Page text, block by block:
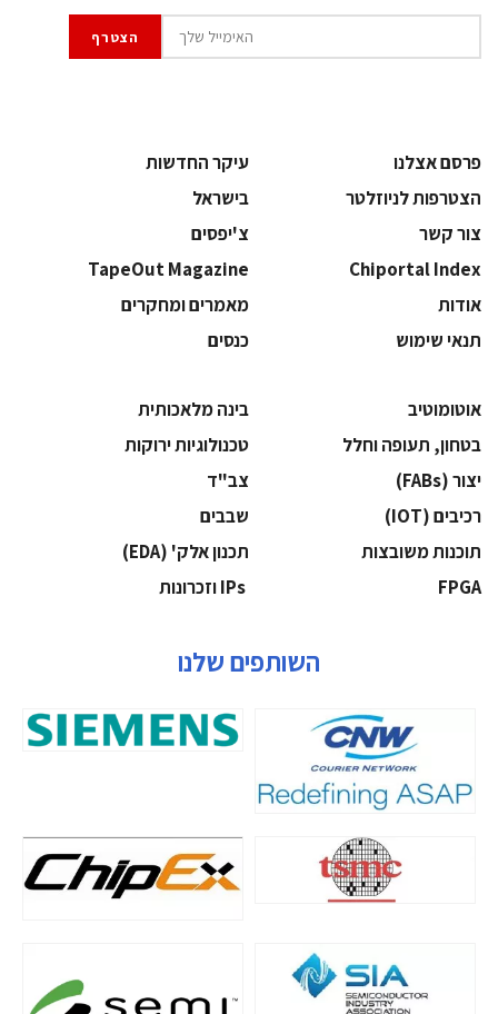
פרסם אצלנו
עיקר החדשות
הצטרפות לניוזלטר
בישראל
צור קשר
צ'יפסים
Chiportal Index
TapeOut Magazine
אודות
מאמרים ומחקרים
תנאי שימוש
כנסים
אוטומוטיב
בינה מלאכותית
בטחון, תעופה וחלל
‫טכנולוגיות ירוקות‬
‫יצור (‪(FABs‬‬
‫צב"ד‬
‫רכיבים‬ (IOT)
‫שבבים‬
‫תוכנות משובצות‬
‫תכנון אלק' (‪(EDA‬‬
‫‪FPGA‬‬
השותפים שלנו